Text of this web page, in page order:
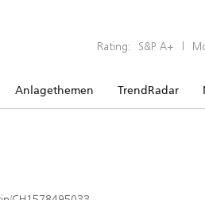
Rating: S&P A+ |
Anlagethemen TrendRadar